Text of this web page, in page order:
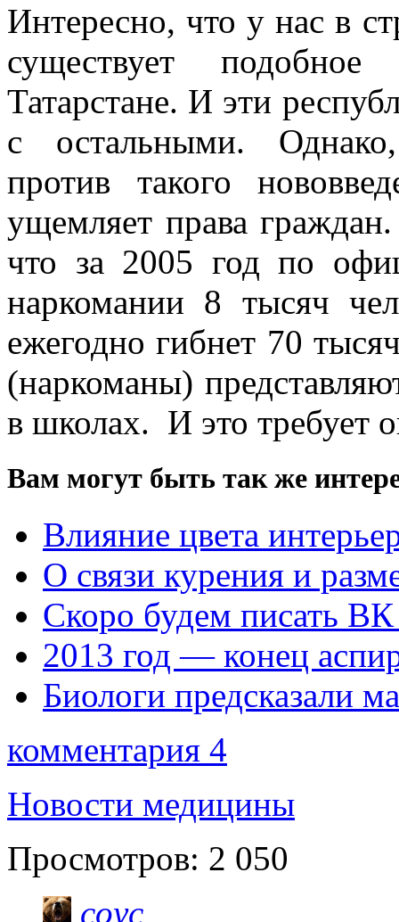
Интересно, что у нас в
существует
Татарстане. И эти
с остальными.
против такого
ущемляет права
что за 2005 год по
наркомании 8 тысяч
ежегодно гибнет 70
(наркоманы)
в школах. И это требует
Вам могут быть так же
Влияние цвета
О связи курения и
Скоро будем писать
2013 год — конец
Биологи предсказали
комментария 4
Новости медицины
Просмотров: 2 050
coyc